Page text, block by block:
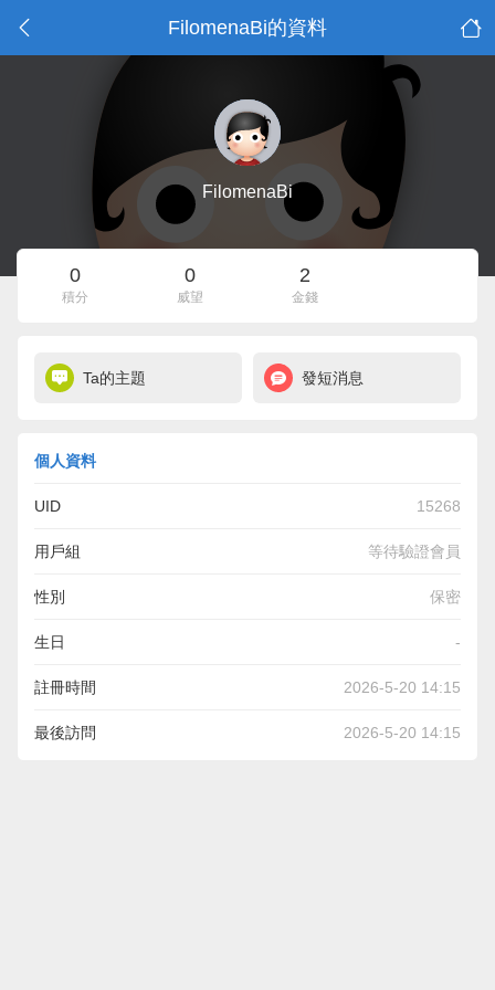
FilomenaBi的資料
FilomenaBi
0
積分
0
威望
2
金錢
Ta的主題 發短消息
個人資料
UID 15268
用戶組 等待驗證會員
性別 保密
生日 -
註冊時間 2026-5-20 14:15
最後訪問 2026-5-20 14:15